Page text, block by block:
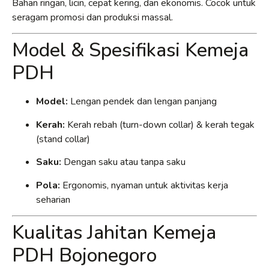
Bahan ringan, licin, cepat kering, dan ekonomis. Cocok untuk
seragam promosi dan produksi massal.
Model & Spesifikasi Kemeja
PDH
Model: Lengan pendek dan lengan panjang
Kerah: Kerah rebah (turn-down collar) & kerah tegak
(stand collar)
Saku: Dengan saku atau tanpa saku
Pola: Ergonomis, nyaman untuk aktivitas kerja
seharian
Kualitas Jahitan Kemeja
PDH Bojonegoro